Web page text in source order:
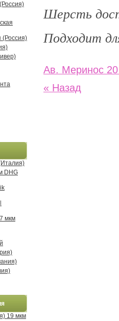
Шерсть
Подходит
Ав. Меринос
« Назад
(Россия)
DHG
мкм
19 мкм